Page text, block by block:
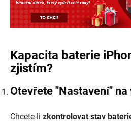
Kapacita baterie
zjistím?
Otevřete "Nastavení"
Chcete-li zkontrolovat stav